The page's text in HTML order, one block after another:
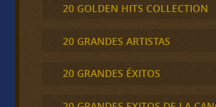
20 GOLDEN HITS COLLECTION
20 GRANDES ARTISTAS
20 GRANDES ÉXITOS